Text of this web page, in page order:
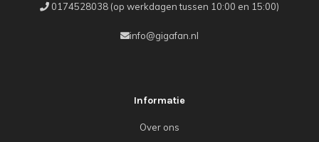
0174528038 (op werkdagen tussen 10:00 en 15:00)
info@gigafan.nl
Informatie
Over ons